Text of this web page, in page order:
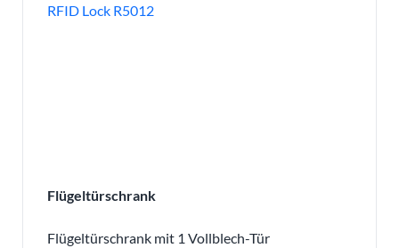
Flügeltürschrank
Flügeltürschrank mit 1 Vollblech-Tür